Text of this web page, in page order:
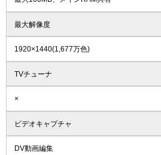
最大解像度
1920×1440(1,677万色)
TVチューナ
×
ビデオキャプチャ
DV動画編集